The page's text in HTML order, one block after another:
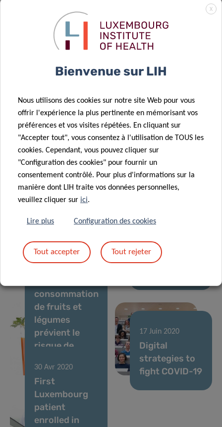
habitudes
d’activité
physique et la
poids
physique,
nous
?
25 Jan 2021
génome peut-
il aider à lutter
maladies
cardiovasculaires
18 Jan 2021
de la santé
cardiométabolique
au moyen de
et les
micronutriments
06 Jan 2021
Renforcement
de l’axe «
Santé
intelligence
artificielle » au
18 Nov 2020
Exposure to
what can the
children in
Luxembourg
consommation
de fruits et
légumes
prévient le
risque de
type 2
17 Juin 2020
Digital
strategies to
fight COVID-19
30 Avr 2020
First
Luxembourg
patient
enrolled in
X
Bienvenue sur LIH
Nous utilisons des cookies sur notre site Web pour vous
offrir l'expérience la plus pertinente en mémorisant vos
préférences et vos visites répétées. En cliquant sur
"Accepter tout", vous consentez à l'utilisation de TOUS les
cookies. Cependant, vous pouvez cliquer sur
"Configuration des cookies" pour fournir un
consentement contrôlé. Pour plus d'informations sur la
manière dont LIH traite vos données personnelles,
veuillez cliquer sur ici.
Lire plus Configuration des cookies
Tout accepter Tout rejeter